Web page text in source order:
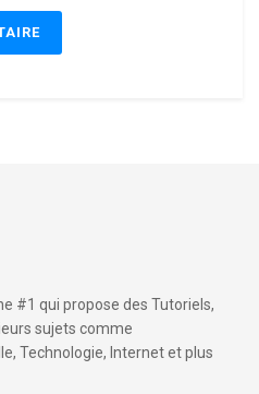
#1 qui propose des Tutoriels,
sujets comme
Technologie, Internet et plus